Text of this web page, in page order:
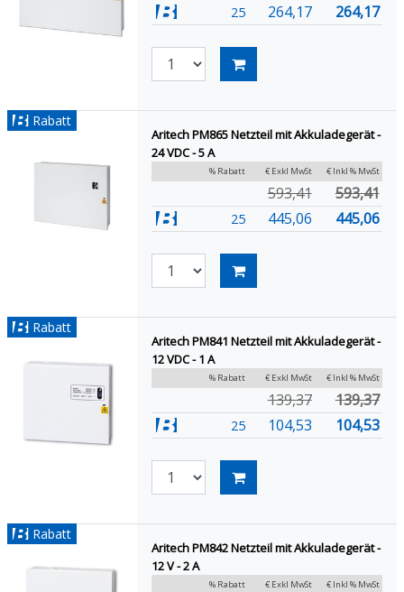
25 264,17 264,17
Rabatt
Aritech PM865 Netzteil mit Akkuladegerät -
24 VDC - 5 A
% Rabatt € Exkl MwSt € Inkl % MwSt
593,41 593,41
25 445,06 445,06
Rabatt
Aritech PM841 Netzteil mit Akkuladegerät -
12 VDC - 1 A
% Rabatt € Exkl MwSt € Inkl % MwSt
139,37 139,37
25 104,53 104,53
Rabatt
Aritech PM842 Netzteil mit Akkuladegerät -
12 V - 2 A
% Rabatt € Exkl MwSt € Inkl % MwSt